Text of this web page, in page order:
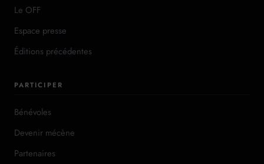
Le OFF
Espace presse
Éditions précédentes
PARTICIPER
Bénévoles
Devenir mécène
Partenaires